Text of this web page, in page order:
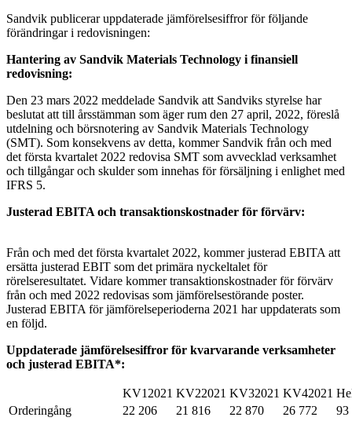
Sandvik publicerar uppdaterade jämförelsesiffror för följande
förändringar i redovisningen:
Hantering av Sandvik Materials Technology i finansiell
redovisning:
Den 23 mars 2022 meddelade Sandvik att Sandviks styrelse har
beslutat att till årsstämman som äger rum den 27 april, 2022, föreslå
utdelning och börsnotering av Sandvik Materials Technology
(SMT). Som konsekvens av detta, kommer Sandvik från och med
det första kvartalet 2022 redovisa SMT som avvecklad verksamhet
och tillgångar och skulder som innehas för försäljning i enlighet med
IFRS 5.
Justerad EBITA och transaktionskostnader för förvärv:
Från och med det första kvartalet 2022, kommer justerad EBITA att
ersätta justerad EBIT som det primära nyckeltalet för
rörelseresultatet. Vidare kommer transaktionskostnader för förvärv
från och med 2022 redovisas som jämförelsestörande poster.
Justerad EBITA för jämförelseperioderna 2021 har uppdaterats som
en följd.
Uppdaterade jämförelsesiffror för kvarvarande verksamheter
och justerad EBITA*:
KV12021 KV22021 KV32021 KV42021
Orderingång
22 206 21 816 22 870 26 772
93